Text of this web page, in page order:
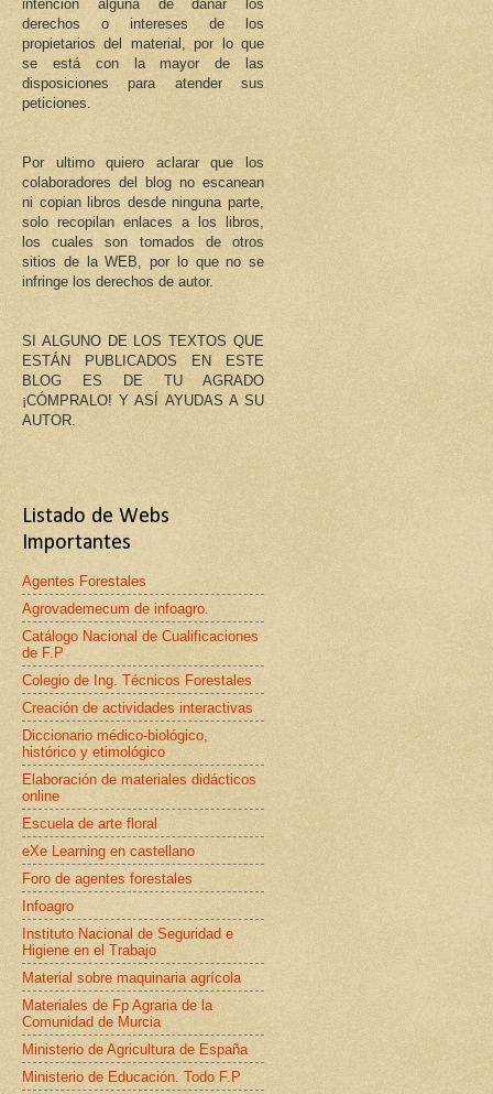
intención alguna de dañar los
derechos o intereses de los
propietarios del material, por lo que
se está con la mayor de las
disposiciones para atender sus
peticiones.
Por ultimo quiero aclarar que los
colaboradores del blog no escanean
ni copian libros desde ninguna parte,
solo recopilan enlaces a los libros,
los cuales son tomados de otros
sitios de la WEB, por lo que no se
infringe los derechos de autor.
SI ALGUNO DE LOS TEXTOS QUE
ESTÁN PUBLICADOS EN ESTE
BLOG ES DE TU AGRADO
¡CÓMPRALO! Y ASÍ AYUDAS A SU
AUTOR.
Listado de Webs
Importantes
Agentes Forestales
Agrovademecum de infoagro.
Catálogo Nacional de Cualificaciones
de F.P
Colegio de Ing. Técnicos Forestales
Creación de actividades interactivas
Diccionario médico-biológico,
histórico y etimológico
Elaboración de materiales didácticos
online
Escuela de arte floral
eXe Learning en castellano
Foro de agentes forestales
Infoagro
Instituto Nacional de Seguridad e
Higiene en el Trabajo
Material sobre maquinaria agrícola
Materiales de Fp Agraria de la
Comunidad de Murcia
Ministerio de Agricultura de España
Ministerio de Educación. Todo F.P